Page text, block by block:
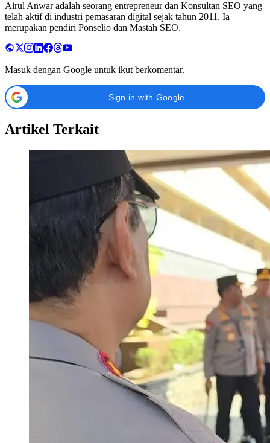
Airul Anwar adalah seorang entrepreneur dan Konsultan SEO yang
telah aktif di industri pemasaran digital sejak tahun 2011. Ia
merupakan pendiri Ponselio dan Mastah SEO.
Masuk dengan Google untuk ikut berkomentar.
Sign in with Google
Artikel Terkait